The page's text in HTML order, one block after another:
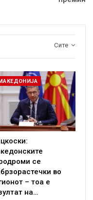
Сите
се
во
– тоа е
на…